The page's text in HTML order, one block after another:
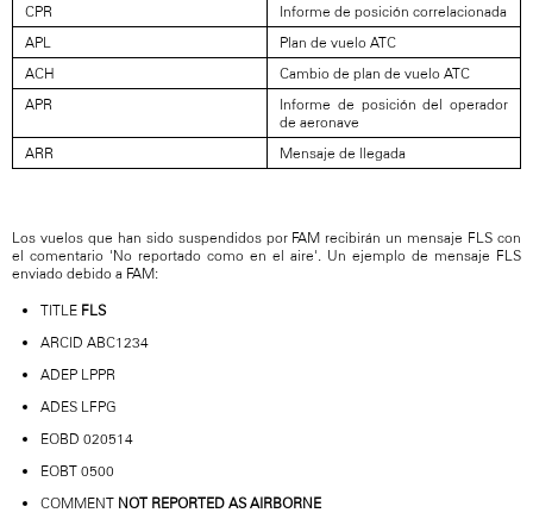
CPR
Informe de posición correlacionada
APL
Plan de vuelo ATC
ACH
Cambio de plan de vuelo ATC
APR
Informe de posición del operador
de aeronave
ARR
Mensaje de llegada
Los vuelos que han sido suspendidos por FAM recibirán un mensaje FLS con
el comentario 'No reportado como en el aire'. Un ejemplo de mensaje FLS
enviado debido a FAM:
TITLE FLS
ARCID ABC1234
ADEP LPPR
ADES LFPG
EOBD 020514
EOBT 0500
COMMENT NOT REPORTED AS AIRBORNE